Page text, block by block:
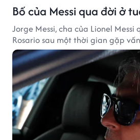
Bố của Messi qua đời ở
Jorge Messi, cha của Lionel
Rosario sau một thời gian gặp